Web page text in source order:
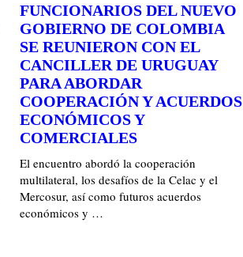
FUNCIONARIOS DEL NUEVO
GOBIERNO DE COLOMBIA
SE REUNIERON CON EL
CANCILLER DE URUGUAY
PARA ABORDAR
COOPERACIÓN Y ACUERDOS
ECONÓMICOS Y
COMERCIALES
El encuentro abordó la cooperación
multilateral, los desafíos de la Celac y el
Mercosur, así como futuros acuerdos
económicos y …